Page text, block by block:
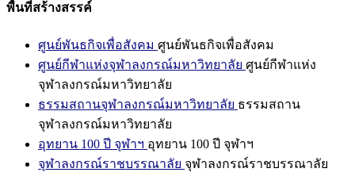
พื้นที่สร้างสรรค์
ศูนย์พันธกิจเพื่อสังคม ศูนย์พันธกิจเพื่อสังคม
ศูนย์กีฬาแห่งจุฬาลงกรณ์มหาวิทยาลัย ศูนย์กีฬาแห่ง
จุฬาลงกรณ์มหาวิทยาลัย
ธรรมสถานจุฬาลงกรณ์มหาวิทยาลัย ธรรมสถาน
จุฬาลงกรณ์มหาวิทยาลัย
อุทยาน 100 ปี จุฬาฯ อุทยาน 100 ปี จุฬาฯ
จุฬาลงกรณ์ราชบรรณาลัย จุฬาลงกรณ์ราชบรรณาลัย